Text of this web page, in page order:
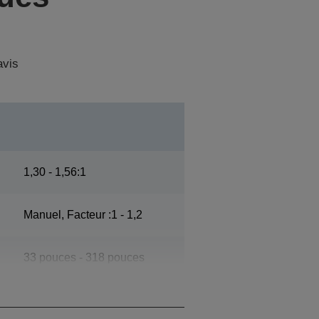
1,30 - 1,56:1
Manuel, Facteur :1 - 1,2
33 pouces - 318 pouces